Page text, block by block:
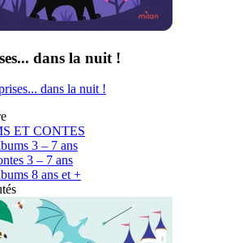
dans la nuit !
dans la nuit !
ET CONTES
3 – 7 ans
3 – 7 ans
8 ans et +